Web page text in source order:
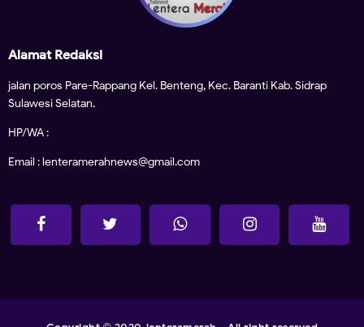
Alamat Redaksi
jalan poros Pare-Rappang Kel. Benteng, Kec. Baranti Kab. Sidrap
Sulawesi Selatan.
HP/WA :
Email : lenteramerahnews@gmail.com